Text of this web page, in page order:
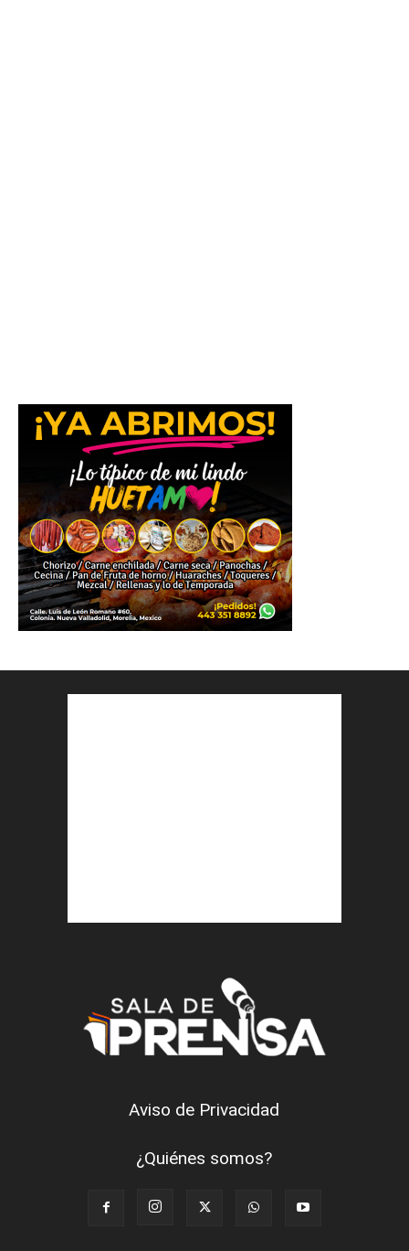
Aviso de Privacidad
¿Quiénes somos?